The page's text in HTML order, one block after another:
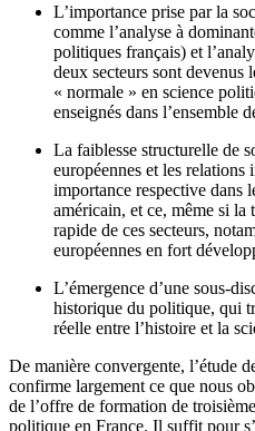
L’importance prise par la
comme l’analyse à
politiques français) et
deux secteurs sont devenus
« normale » en science
enseignés dans l’ensemble
La faiblesse structurelle de
européennes et les relations
importance respective dans
américain, et ce, même si la
rapide de ces secteurs,
européennes en fort
L’émergence d’une sous-
historique du politique, qui
réelle entre l’histoire et la
De manière convergente, l’étude
confirme largement ce que nous
de l’offre de formation de
politique en France. Il suffit pour